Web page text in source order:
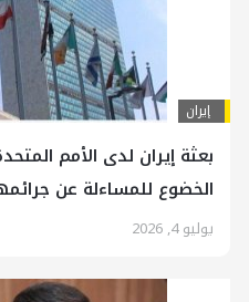
إيران
بعثة إيران لدى الأمم
الخضوع للمساءلة عن
يوليو 4, 2026